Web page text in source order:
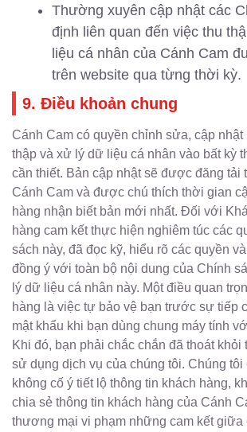
Thường xuyên cập nhật các
định liên quan đến việc thu
liệu cá nhân của Cánh Cam
trên website qua từng thời kỳ.
9. Điều khoản chung
Cánh Cam có quyền chỉnh sửa, cập nhật
thập và xử lý dữ liệu cá nhân vào bất kỳ
cần thiết. Bản cập nhật sẽ được đăng tải
Cánh Cam và được chú thích thời gian
hàng nhận biết bản mới nhất. Đối với
hàng cam kết thực hiện nghiêm túc các
sách này, đã đọc kỹ, hiểu rõ các quyền
đồng ý với toàn bộ nội dung của Chính
lý dữ liệu cá nhân này. Một điều quan
hàng là việc tự bảo vệ bạn trước sự tiếp
mật khẩu khi bạn dùng chung máy tính
Khi đó, bạn phải chắc chắn đã thoát khỏi
sử dụng dịch vụ của chúng tôi. Chúng tôi
không cố ý tiết lộ thông tin khách hàng,
chia sẻ thông tin khách hàng của Cánh
thương mại vi phạm những cam kết giữa